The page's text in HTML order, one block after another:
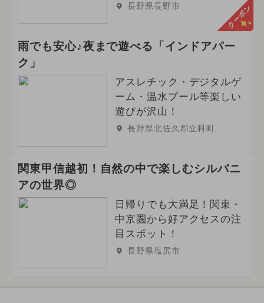
長野県長野市 クーポン
雨でも安心♪夜まで遊べる「インドアパー
ク」
アスレチック・デジタルゲ
ーム・温水プール等楽しい
遊びが沢山！
長野県北佐久郡立科町
関東甲信越初！自然の中で楽しむシルバニ
アの世界◎
日帰りでも大満足！関東・
中京圏から好アクセスの注
目スポット！
長野県塩尻市